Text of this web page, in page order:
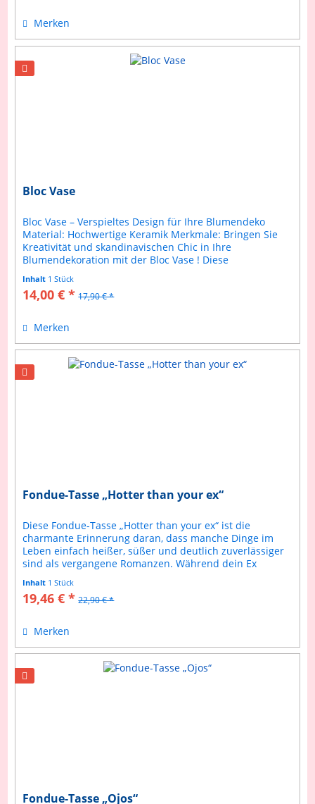
Merken
Bloc Vase
Bloc Vase – Verspieltes Design für Ihre Blumendeko
Material: Hochwertige Keramik Merkmale: Bringen Sie
Kreativität und skandinavischen Chic in Ihre
Blumendekoration mit der Bloc Vase ! Diese
Inhalt 1 Stück
14,00 € * 17,90 € *
Merken
Fondue-Tasse „Hotter than your ex“
Diese Fondue-Tasse „Hotter than your ex“ ist die
charmante Erinnerung daran, dass manche Dinge im
Leben einfach heißer, süßer und deutlich zuverlässiger
sind als vergangene Romanzen. Während dein Ex
Inhalt 1 Stück
19,46 € * 22,90 € *
Merken
Fondue-Tasse „Ojos“